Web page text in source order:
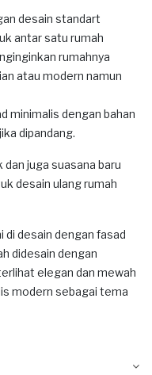
desain standart
antar satu rumah
rumahnya
atau modern namun
minimalis dengan bahan
dipandang.
juga suasana baru
desain ulang rumah
di desain dengan fasad
didesain dengan
elegan dan mewah
modern sebagai tema